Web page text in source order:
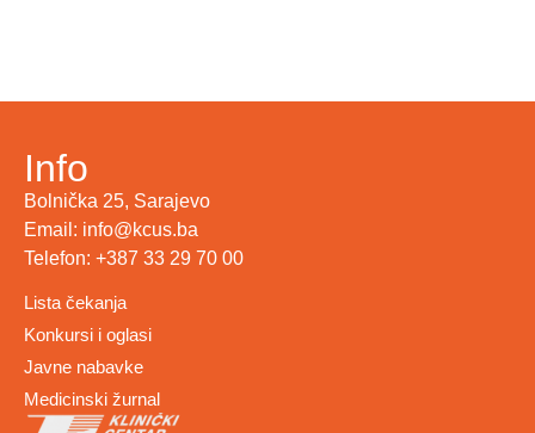
Info
Bolnička 25, Sarajevo
Email: info@kcus.ba
Telefon: +387 33 29 70 00
Lista čekanja
Konkursi i oglasi
Javne nabavke
Medicinski žurnal